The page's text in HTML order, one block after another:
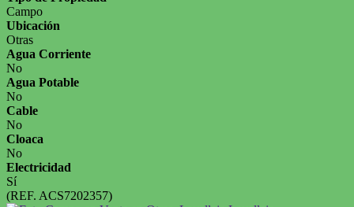
Campo
Ubicación
Otras
Agua Corriente
No
Agua Potable
No
Cable
No
Cloaca
No
Electricidad
Sí
(REF. ACS7202357)